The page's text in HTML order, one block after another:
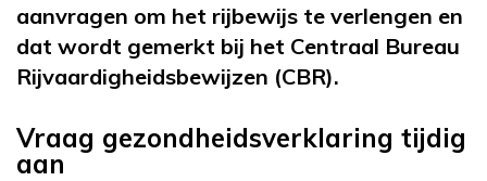
aanvragen om het rijbewijs te verlengen en
dat wordt gemerkt bij het Centraal Bureau
Rijvaardigheidsbewijzen (CBR).
Vraag gezondheidsverklaring tijdig
aan